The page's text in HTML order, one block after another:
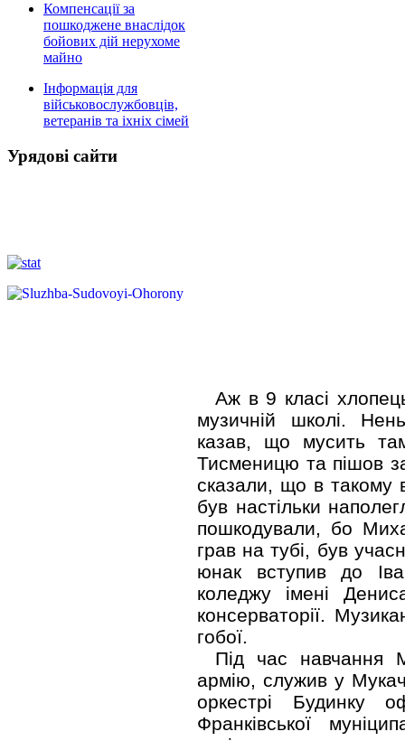
Компенсації за
пошкоджене внаслідок
бойових дій нерухоме
майно
Інформація для
військовослужбовців,
ветеранів та іхніх сімей
Урядові сайти
Аж в 9 класі
музичній школі.
казав, що мусить
Тисменицю та пішов
сказали, що в такому
був настільки
пошкодували, бо
грав на тубі, був
юнак вступив до
коледжу імені
консерваторії.
гобої.
Під час навчання
армію, служив у
оркестрі Будинку
Франківської